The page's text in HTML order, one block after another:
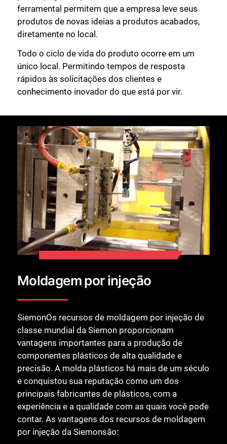
ferramental permitem que a empresa leve seus
produtos de novas ideias a produtos acabados,
diretamente no local.
Todo o ciclo de vida do produto ocorre em um
único local. Permitindo tempos de resposta
rápidos às solicitações dos clientes e
conhecimento inovador do que está por vir.
Moldagem por injeção
SiemonOs recursos de moldagem por injeção de
classe mundial da Siemon proporcionam
vantagens importantes para a produção de
componentes plásticos de alta qualidade e
precisão. A molda plásticos há mais de um século
e conquistou sua reputação como um dos
principais fabricantes de plásticos, com a
experiência e a qualidade com as quais você pode
contar. As vantagens dos recursos de moldagem
por injeção da Siemonsão:
Fechar